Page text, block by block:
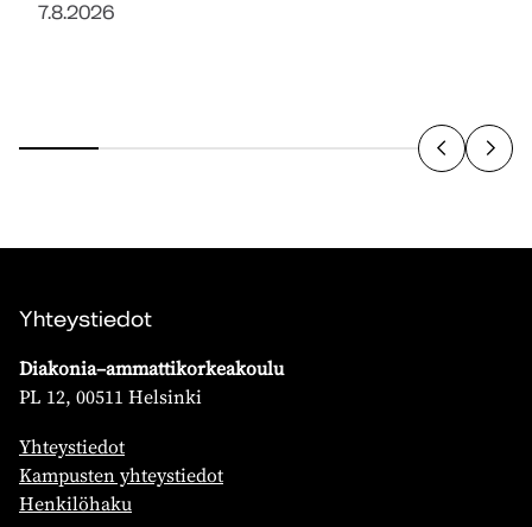
7.8.2026
Yhteystiedot
Diakonia–ammattikorkeakoulu
PL 12, 00511 Helsinki
Yhteystiedot
Kampusten yhteystiedot
Henkilöhaku